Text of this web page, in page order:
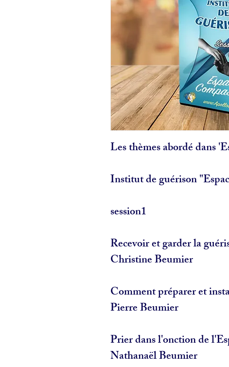
Les thèmes abordé dans
Institut de guérison
session1
Recevoir et garder la
Christine Beumier
Comment préparer et
Pierre Beumier
Prier dans l'onction de
Nathanaël Beumier